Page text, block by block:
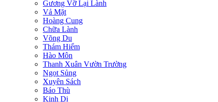
Gương Vỡ Lại Lành
Vả Mặt
Hoàng Cung
Chữa Lành
Võng Du
Thám Hiểm
Hào Môn
Thanh Xuân Vườn Trường
Ngọt Sủng
Xuyên Sách
Báo Thù
Kinh Dị